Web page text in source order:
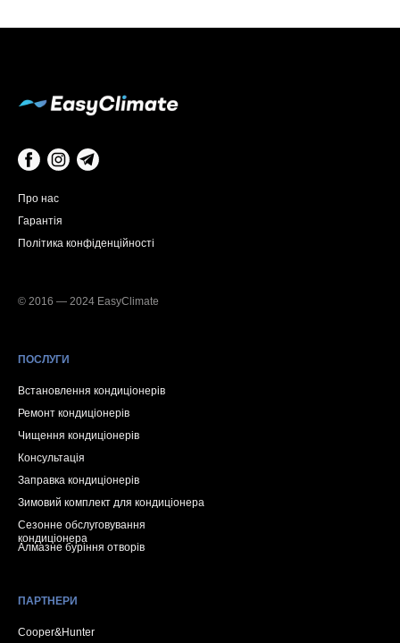
Про нас
Гарантія
Політика конфіденційності
© 2016 — 2024 EasyClimate
ПОСЛУГИ
Встановлення кондиціонерів
Ремонт кондиціонерів
Чищення кондиціонерів
Консультація
Заправка кондиціонерів
Зимовий комплект для кондиціонера
Сезонне обслуговування
кондиціонера
ПАРТНЕРИ
Cooper&Hunter
Алмазне буріння отворів